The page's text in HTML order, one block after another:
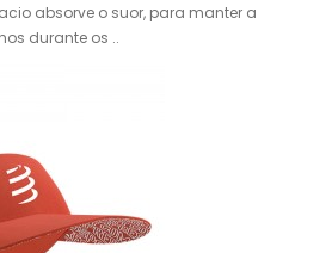
absorve o suor, para manter a
durante os ..